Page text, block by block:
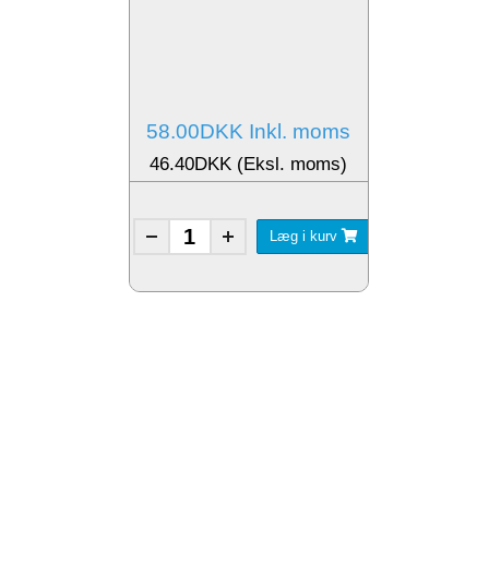
58.00DKK Inkl. moms
46.40DKK (Eksl. moms)
Læg i kurv